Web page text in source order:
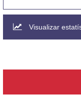
Visualizar